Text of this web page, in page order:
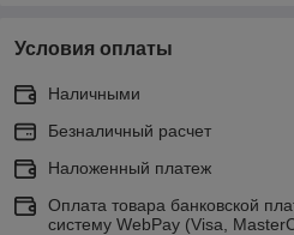
Условия оплаты
Наличными
Безналичный расчет
Наложенный платеж
Оплата товара банковской
систему WebPay (Visa,